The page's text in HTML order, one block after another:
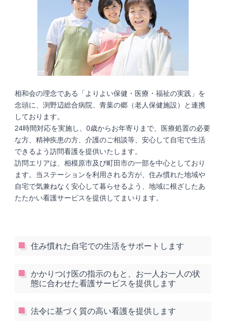
相和会の理念である「よりよい保健・医療・福祉の実践」を
念頭に、渕野辺総合病院、青葉の郷（老人保健施設）と連携
しております。
24時間対応を実施し、0歳からお年寄りまで、医療処置の必要
な方、精神疾患の方、介護のご相談等、安心して自宅で生活
できるよう訪問看護を提供いたします。
訪問エリアは、相模原市及び町田市の一部を中心としており
ます。当ステーションを利用される方が、住み慣れた地域や
自宅で気兼ねなく安心して暮らせるよう、地域に根ざしたあ
たたかい看護サービスを提供してまいります。
住み慣れた自宅での生活をサポートします
かかりつけ医の指示のもと、お一人お一人の状
態に合わせた看護サービスを提供します
法令に基づく質の高い看護を提供します